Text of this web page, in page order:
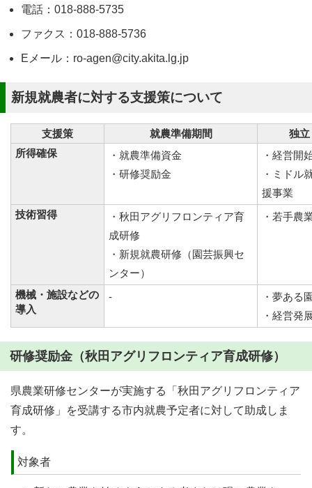
電話：018-888-5735
ファクス：018-888-5736
Eメール：ro-agen@city.akita.lg.jp
新規就農者に対する支援策について
支援策 就農準備期間
独
所得確保
・就農準備資金
・研修奨励金
・経営開
・ミドル
援事業
技術習得
・秋田アグリフロンティア育
成研修
・新規就農研修（園芸振興セ
ンター）
・若手農
機械・施設などの
導入
-
・夢ある
・経営発
研修奨励金（秋田アグリフロンティア育成研修）
県農業研修センターが実施する「秋田アグリフロンティア
育成研修」を受講する市内就農予定者に対して助成しま
す。
対象者